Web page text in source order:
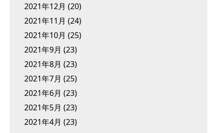
2021年12月 (20)
2021年11月 (24)
2021年10月 (25)
2021年9月 (23)
2021年8月 (23)
2021年7月 (25)
2021年6月 (23)
2021年5月 (23)
2021年4月 (23)